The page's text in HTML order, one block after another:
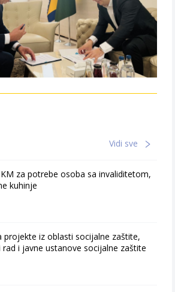
Vidi sve
za potrebe osoba sa invaliditetom,
kuhinje
projekte iz oblasti socijalne zaštite,
i javne ustanove socijalne zaštite